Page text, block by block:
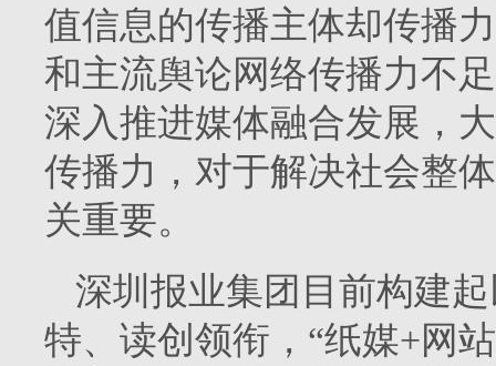
值信息的传播主体却传播
和主流舆论网络传播力不
深入推进媒体融合发展，
传播力，对于解决社会整
关重要。
深圳报业集团目前构建
特、读创领衔，“纸媒+网